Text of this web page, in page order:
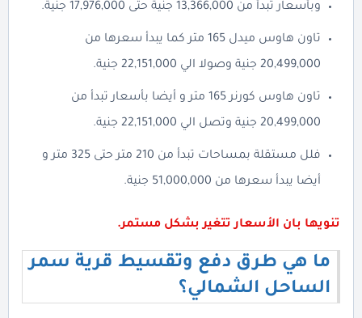
وبأسعار تبدأ من 13,366,000 جنية حتى 17,976,000 جنية.
تاون هاوس ميدل 165 متر كما يبدأ سعرها من
20,499,000 جنية وصولا الي 22,151,000 جنية.
تاون هاوس كورنر 165 متر و أيضا بأسعار تبدأ من
20,499,000 جنية وتصل الي 22,151,000 جنية.
فلل مستقلة بمساحات تبدأ من 210 متر حتى 325 متر و
أيضا يبدأ سعرها من 51,000,000 جنية.
تنويها بان الأسعار تتغير بشكل مستمر.
ما هي طرق دفع وتقسيط قرية سمر
الساحل الشمالي؟